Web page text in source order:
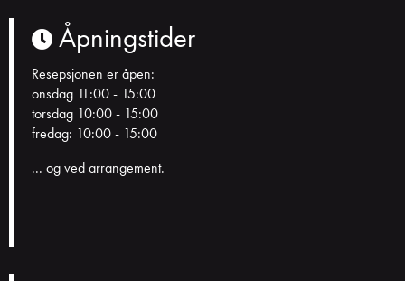
Åpningstider
Resepsjonen er åpen:
onsdag 11:00 - 15:00
torsdag 10:00 - 15:00
fredag: 10:00 - 15:00
... og ved arrangement.